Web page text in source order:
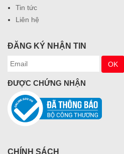
Tin tức
Liên hệ
ĐĂNG KÝ NHẬN TIN
ĐƯỢC CHỨNG NHẬN
CHÍNH SÁCH